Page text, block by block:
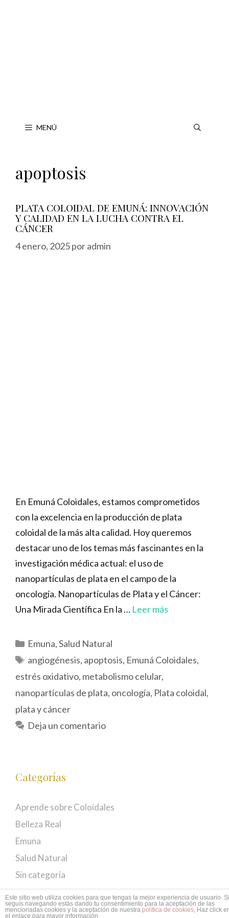
MENÚ
apoptosis
PLATA COLOIDAL DE EMUNÁ: INNOVACIÓN
Y CALIDAD EN LA LUCHA CONTRA EL
CÁNCER
4 enero, 2025poradmin
En Emuná Coloidales, estamos comprometidos
con la excelencia en la producción de plata
coloidal de la más alta calidad. Hoy queremos
destacar uno de los temas más fascinantes en la
investigación médica actual: el uso de
nanopartículas de plata en el campo de la
oncología. Nanopartículas de Plata y el Cáncer:
Una Mirada Científica En la … Leer más
Categorías
Emuna,Salud Natural
Etiquetas
angiogénesis, apoptosis, Emuná Coloidales,
estrés oxidativo, metabolismo celular,
nanopartículas de plata, oncología, Plata coloidal,
plata y cáncer
Deja un comentario
Categorías
Aprende sobre Coloidales
Belleza Real
Emuna
Salud Natural
Sin categoría
Este sitio web utiliza cookies para que tengas la mejor experiencia de usuario. Si
seguís navegando estás dando tu consentimiento para la aceptación de las
mencionadas cookies y la aceptación de nuestra política de cookies, Haz click
el enlace para mayor información.